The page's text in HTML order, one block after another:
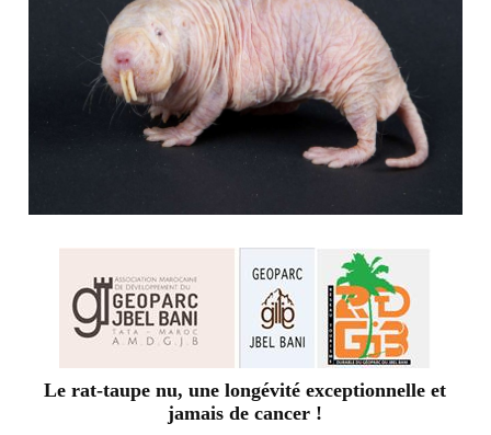
Le rat-taupe nu, une longévité exceptionnelle et
jamais de cancer !